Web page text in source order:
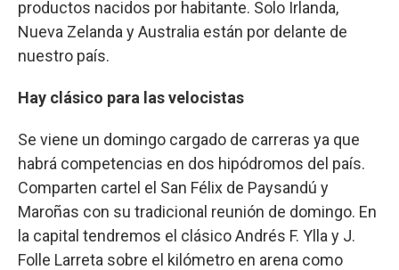
productos nacidos por habitante. Solo Irlanda,
Nueva Zelanda y Australia están por delante de
nuestro país.
Hay clásico para las velocistas
Se viene un domingo cargado de carreras ya que
habrá competencias en dos hipódromos del país.
Comparten cartel el San Félix de Paysandú y
Maroñas con su tradicional reunión de domingo. En
la capital tendremos el clásico Andrés F. Ylla y J.
Folle Larreta sobre el kilómetro en arena como